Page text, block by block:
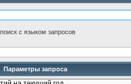
с языком запросов
Параметры запроса